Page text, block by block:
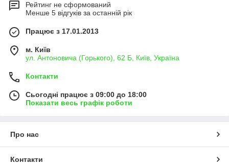
Рейтинг не сформований
Менше 5 відгуків за останній рік
Працює з 17.01.2013
м. Київ
ул. Антоновича (Горького), 62 Б, Київ, Україна
Контакти
Сьогодні працює з 09:00 до 18:00
Показати весь графік роботи
Про нас
Контакти